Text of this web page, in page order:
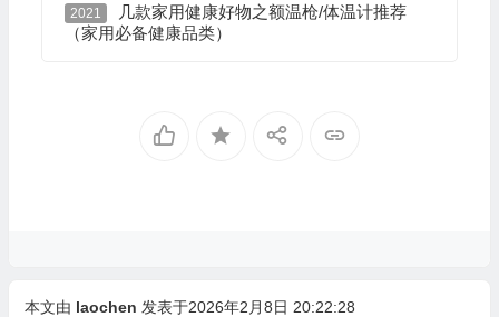
2021
几款家用健康好物之额温枪/体温计推荐
（家用必备健康品类）
本文由 laochen 发表于2026年2月8日 20:22:28